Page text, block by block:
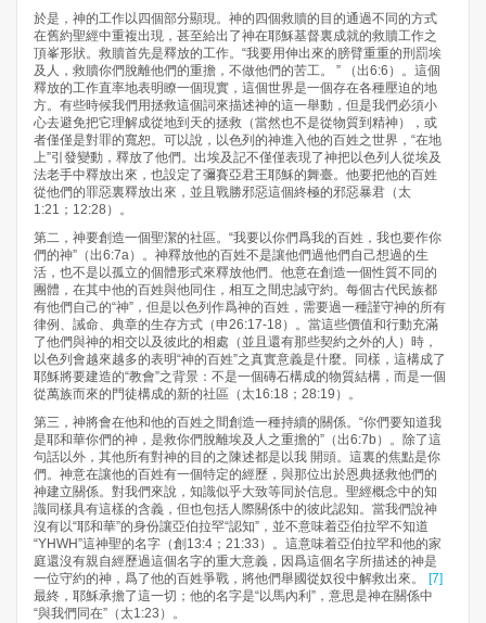
於是，神的工作以四個部分顯現。神的四個救贖的目的通過不同的方式
在舊約聖經中重複出現，甚至給出了神在耶穌基督裏成就的救贖工作之
頂峯形狀。救贖首先是釋放的工作。“我要用伸出來的膀臂重重的刑罰埃
及人，救贖你們脫離他們的重擔，不做他們的苦工。 ” （出6:6）。這個
釋放的工作直率地表明瞭一個現實，這個世界是一個存在各種壓迫的地
方。有些時候我們用拯救這個詞來描述神的這一舉動，但是我們必須小
心去避免把它理解成從地到天的拯救（當然也不是從物質到精神），或
者僅僅是對罪的寬恕。可以說，以色列的神進入他的百姓之世界，“在地
上”引發變動，釋放了他們。出埃及記不僅僅表現了神把以色列人從埃及
法老手中釋放出來，也設定了彌賽亞君王耶穌的舞臺。他要把他的百姓
從他們的罪惡裏釋放出來，並且戰勝邪惡這個終極的邪惡暴君（太
1:21；12:28）。
第二，神要創造一個聖潔的社區。“我要以你們爲我的百姓，我也要作你
們的神”（出6:7a）。神釋放他的百姓不是讓他們過他們自己想過的生
活，也不是以孤立的個體形式來釋放他們。他意在創造一個性質不同的
團體，在其中他的百姓與他同住，相互之間忠誠守約。每個古代民族都
有他們自己的“神”，但是以色列作爲神的百姓，需要過一種謹守神的所有
律例、誡命、典章的生存方式（申26:17-18）。當這些價值和行動充滿
了他們與神的相交以及彼此的相處（並且還有那些契約之外的人）時，
以色列會越來越多的表明“神的百姓”之真實意義是什麼。同樣，這構成了
耶穌將要建造的“教會”之背景：不是一個磚石構成的物質結構，而是一個
從萬族而來的門徒構成的新的社區（太16:18；28:19）。
第三，神將會在他和他的百姓之間創造一種持續的關係。“你們要知道我
是耶和華你們的神，是救你們脫離埃及人之重擔的”（出6:7b）。除了這
句話以外，其他所有對神的目的之陳述都是以我 開頭。這裏的焦點是你
們。神意在讓他的百姓有一個特定的經歷，與那位出於恩典拯救他們的
神建立關係。對我們來說，知識似乎大致等同於信息。聖經概念中的知
識同樣具有這樣的含義，但也包括人際關係中的彼此認知。當我們說神
沒有以“耶和華”的身份讓亞伯拉罕“認知”，並不意味着亞伯拉罕不知道
“YHWH”這神聖的名字（創13:4；21:33）。這意味着亞伯拉罕和他的家
庭還沒有親自經歷過這個名字的重大意義，因爲這個名字所描述的神是
一位守約的神，爲了他的百姓爭戰，將他們舉國從奴役中解救出來。
[7]
最終，耶穌承擔了這一切；他的名字是“以馬內利”，意思是神在關係中
“與我們同在”（太1:23）。